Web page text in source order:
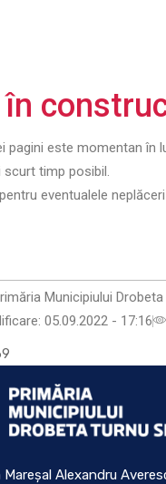
în
pagini este momentan în
scurt timp posibil.
eventualele
Municipiului
05.09.2022 - 17:16
Alexandru